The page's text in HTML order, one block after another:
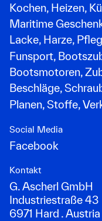
Kochen, Heizen,
Maritime
Lacke, Harze,
Funsport,
Bootsmotoren,
Beschläge,
Planen, Stoffe,
Social Media
Facebook
Kontakt
G. Ascherl GmbH
Industriestraße 43
6971 Hard . Austria